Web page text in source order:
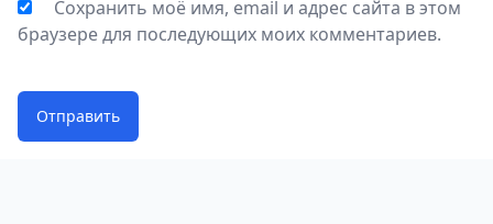
азарта и веселья.
Сохранить моё имя, email и адрес сайта в этом
браузере для последующих моих комментариев.
Отправить